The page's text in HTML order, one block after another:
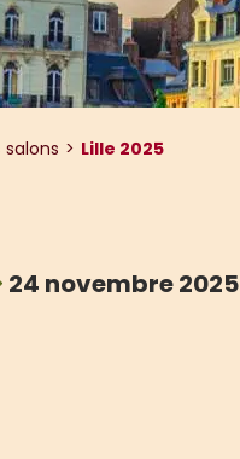
Lille 2025
24 novembre 2025